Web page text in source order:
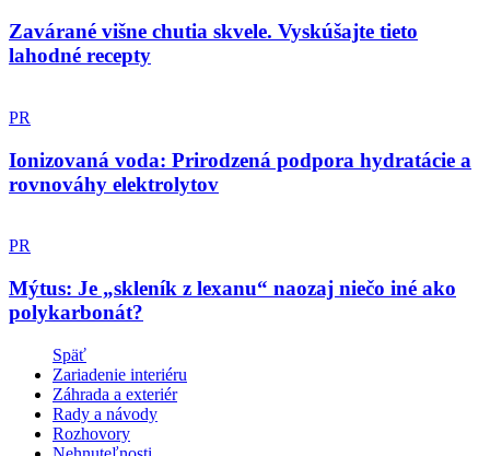
Zavárané višne chutia skvele. Vyskúšajte tieto
lahodné recepty
PR
Ionizovaná voda: Prirodzená podpora hydratácie a
rovnováhy elektrolytov
PR
Mýtus: Je „skleník z lexanu“ naozaj niečo iné ako
polykarbonát?
Späť
Zariadenie interiéru
Záhrada a exteriér
Rady a návody
Rozhovory